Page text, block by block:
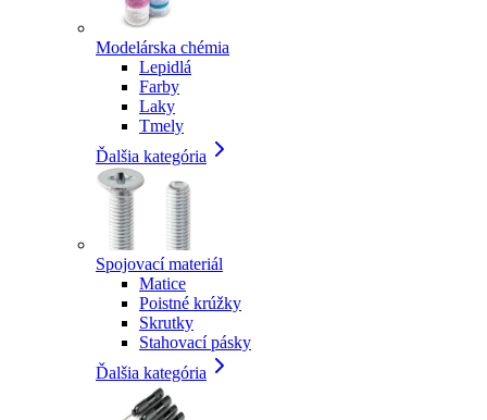
Modelárska chémia
Lepidlá
Farby
Laky
Tmely
Ďalšia kategória
Spojovací materiál
Matice
Poistné krúžky
Skrutky
Stahovací pásky
Ďalšia kategória